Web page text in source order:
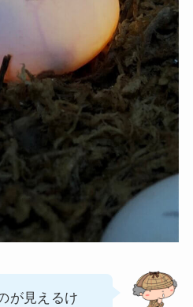
が見えるけ